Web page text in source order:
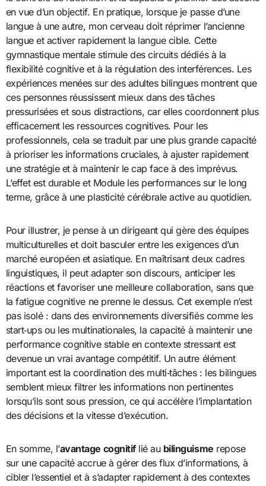
en vue d’un objectif. En pratique, lorsque je passe d’une
langue à une autre, mon cerveau doit réprimer l’ancienne
langue et activer rapidement la langue cible. Cette
gymnastique mentale stimule des circuits dédiés à la
flexibilité cognitive et à la régulation des interférences. Les
expériences menées sur des adultes bilingues montrent que
ces personnes réussissent mieux dans des tâches
pressurisées et sous distractions, car elles coordonnent plus
efficacement les ressources cognitives. Pour les
professionnels, cela se traduit par une plus grande capacité
à prioriser les informations cruciales, à ajuster rapidement
une stratégie et à maintenir le cap face à des imprévus.
L’effet est durable et Module les performances sur le long
terme, grâce à une plasticité cérébrale active au quotidien.
Pour illustrer, je pense à un dirigeant qui gère des équipes
multiculturelles et doit basculer entre les exigences d’un
marché européen et asiatique. En maîtrisant deux cadres
linguistiques, il peut adapter son discours, anticiper les
réactions et favoriser une meilleure collaboration, sans que
la fatigue cognitive ne prenne le dessus. Cet exemple n’est
pas isolé : dans des environnements diversifiés comme les
start‑ups ou les multinationales, la capacité à maintenir une
performance cognitive stable en contexte stressant est
devenue un vrai avantage compétitif. Un autre élément
important est la coordination des multi‑tâches : les bilingues
semblent mieux filtrer les informations non pertinentes
lorsqu’ils sont sous pression, ce qui accélère l’implantation
des décisions et la vitesse d’exécution.
En somme, l’avantage cognitiflié au bilinguisme repose
sur une capacité accrue à gérer des flux d’informations, à
cibler l’essentiel et à s’adapter rapidement à des contextes